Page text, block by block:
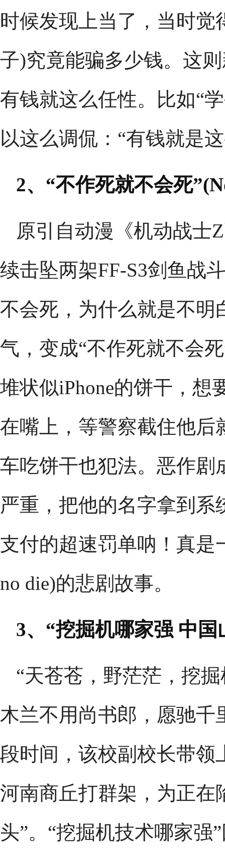
时候发现上当了，当时
子)究竟能骗多少钱。这
有钱就这么任性。比如“
以这么调侃：“有钱就是
2、“不作死就不会死
原引自动漫《机动战士
续击坠两架FF-S3剑鱼战
不会死，为什么就是不明
气，变成“不作死就不会
堆状似iPhone的饼干，想
在嘴上，等警察截住他后
车吃饼干也犯法。恶作剧
严重，把他的名字拿到
支付的超速罚单呐！真是
no die)的悲剧故事。
3、“挖掘机哪家强 中国
“天苍苍，野茫茫，挖
木兰不用尚书郎，愿驰千
段时间，该校副校长带领
河南商丘打群架，为正在
头”。“挖掘机技术哪家强